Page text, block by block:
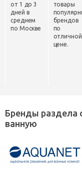
от 1 до 3
дней в
среднем
по Москве
товары
брендов
по
отличной
цене.
Бренды раздела
ванную